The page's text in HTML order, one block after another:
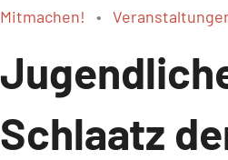
Mitmachen!
Schlaatz